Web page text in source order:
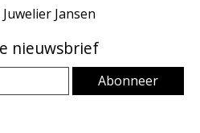
Jansen
nieuwsbrief
Abonneer